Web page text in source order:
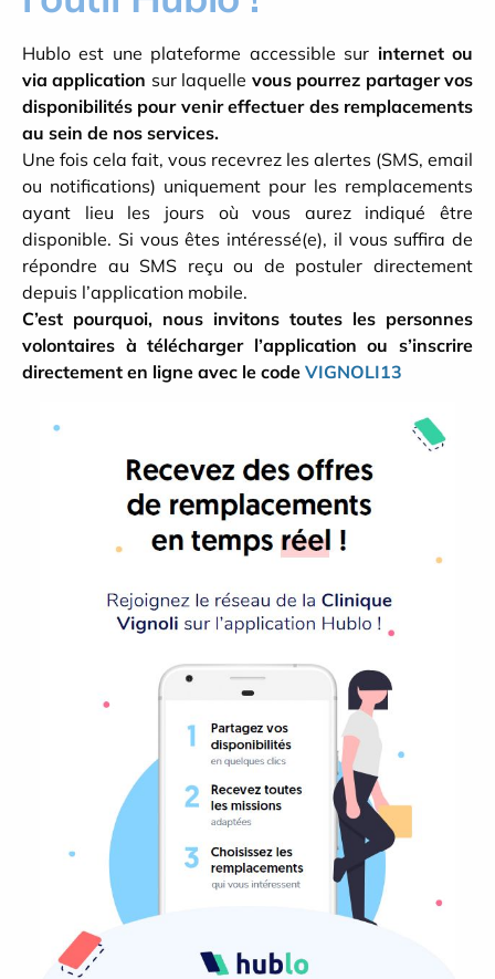
Hublo est une plateforme accessible sur internet ou
via application sur laquelle vous pourrez partager vos
disponibilités pour venir effectuer des remplacements
au sein de nos services.
Une fois cela fait, vous recevrez les alertes (SMS, email
ou notifications) uniquement pour les remplacements
ayant lieu les jours où vous aurez indiqué être
disponible. Si vous êtes intéressé(e), il vous suffira de
répondre au SMS reçu ou de postuler directement
depuis l’application mobile.
C’est pourquoi, nous invitons toutes les personnes
volontaires à télécharger l’application ou s’inscrire
directement en ligne avec le code VIGNOLI13